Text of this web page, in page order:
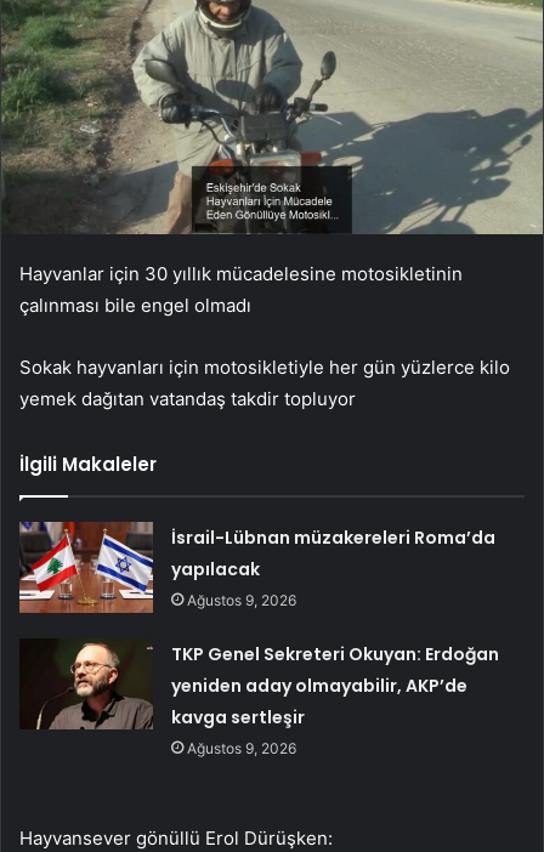
Hayvanlar için 30 yıllık mücadelesine motosikletinin
çalınması bile engel olmadı
Sokak hayvanları için motosikletiyle her gün yüzlerce kilo
yemek dağıtan vatandaş takdir topluyor
İlgili Makaleler
İsrail-Lübnan müzakereleri Roma’da
yapılacak
Ağustos 9, 2026
TKP Genel Sekreteri Okuyan: Erdoğan
yeniden aday olmayabilir, AKP’de
kavga sertleşir
Ağustos 9, 2026
Hayvansever gönüllü Erol Dürüşken: